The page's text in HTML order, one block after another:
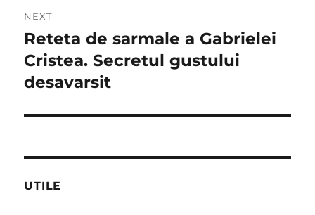
NEXT
Next
post:
Reteta de sarmale a Gabrielei
Cristea. Secretul gustului
desavarsit
UTILE